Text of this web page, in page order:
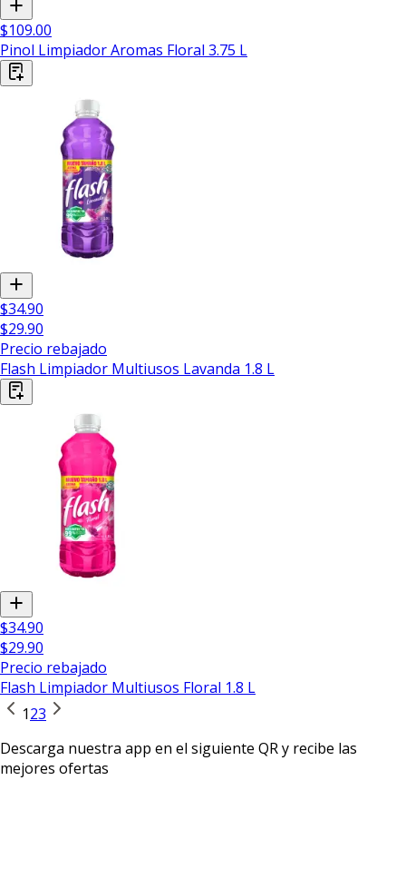
$109.00
Pinol Limpiador Aromas Floral 3.75 L
$34.90
$29.90
Precio rebajado
Flash Limpiador Multiusos Lavanda 1.8 L
$34.90
$29.90
Precio rebajado
Flash Limpiador Multiusos Floral 1.8 L
123
Descarga nuestra app en el siguiente QR y recibe las
mejores ofertas